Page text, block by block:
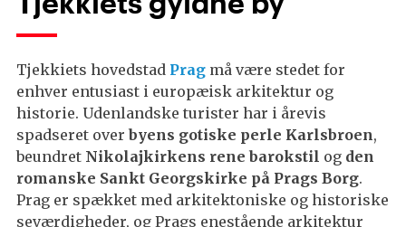
Tjekkiets hovedstad Prag må være stedet for
enhver entusiast i europæisk arkitektur og
historie. Udenlandske turister har i årevis
spadseret over byens gotiske perle Karlsbroen,
beundret Nikolajkirkens rene barokstil og den
romanske Sankt Georgskirke på Prags Borg.
Prag er spækket med arkitektoniske og historiske
seværdigheder, og Prags enestående arkitektur